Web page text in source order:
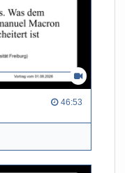
46:53